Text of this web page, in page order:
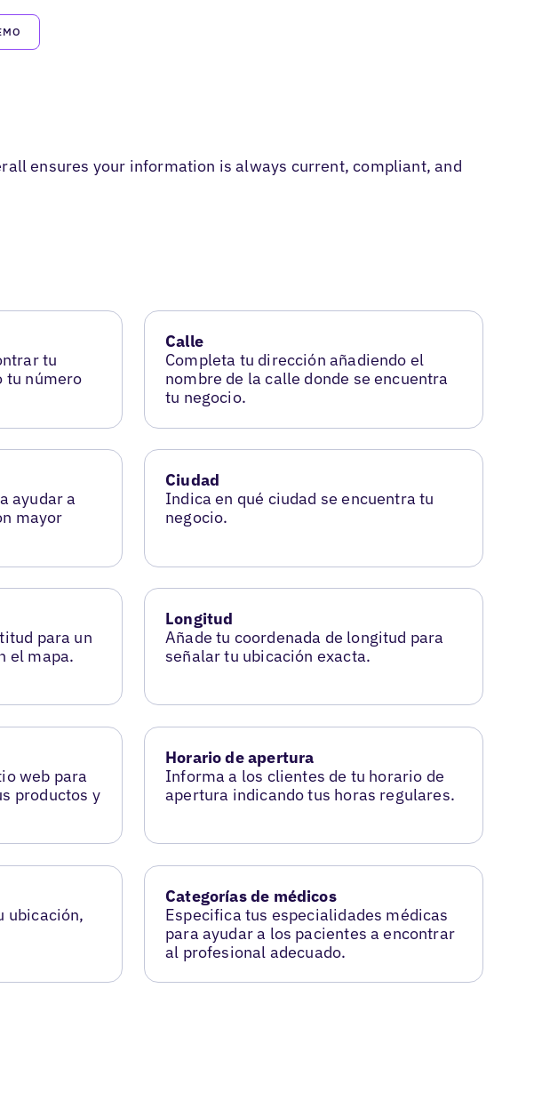
ensures your information is always current, compliant, and
tu
tu número
Calle
Completa tu dirección añadiendo el
nombre de la calle donde se encuentra
tu negocio.
ayudar a
mayor
Ciudad
Indica en qué ciudad se encuentra tu
negocio.
para un
el mapa.
Longitud
Añade tu coordenada de longitud para
señalar tu ubicación exacta.
web para
productos y
Horario de apertura
Informa a los clientes de tu horario de
apertura indicando tus horas regulares.
ubicación,
Categorías de médicos
Especifica tus especialidades médicas
para ayudar a los pacientes a encontrar
al profesional adecuado.